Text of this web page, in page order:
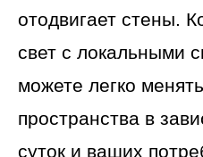
отодвигает стены.
свет с локальными
можете легко
пространства в
суток и ваших